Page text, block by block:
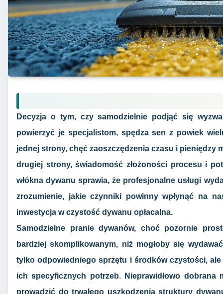
Decyzja o tym, czy samodzielnie podjąć się
powierzyć je specjalistom, spędza sen z powiek
jednej strony, chęć zaoszczędzenia czasu i pieniędzy
drugiej strony, świadomość złożoności procesu i
włókna dywanu sprawia, że profesjonalne usługi
zrozumienie, jakie czynniki powinny wpłynąć na
inwestycja w czystość dywanu opłacalna.
Samodzielne pranie dywanów, choć pozornie
bardziej skomplikowanym, niż mogłoby się
tylko odpowiedniego sprzętu i środków czystości,
ich specyficznych potrzeb. Nieprawidłowo
prowadzić do trwałego uszkodzenia struktury